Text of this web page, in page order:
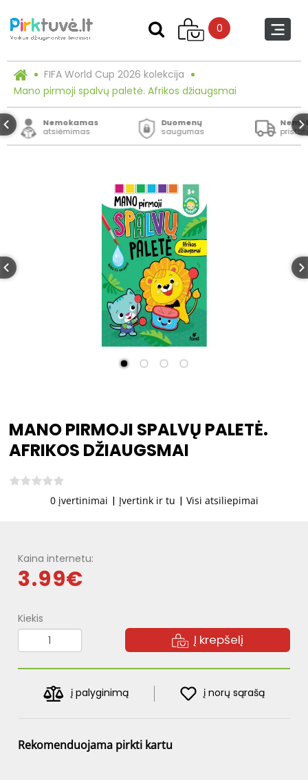
0
FIFA World Cup 2026 kolekcija
Mano pirmoji spalvų paletė. Afrikos džiaugsmai
Nemokamas
atsiėmimas
Duomenų
saugumas
MANO PIRMOJI SPALVŲ PALETĖ.
AFRIKOS DŽIAUGSMAI
0 įvertinimai | Įvertink ir tu | Visi atsiliepimai
Kaina internetu:
3.99€
Kiekis
Į krepšelį
į palyginimą į norų sąrašą
Rekomenduojama pirkti kartu